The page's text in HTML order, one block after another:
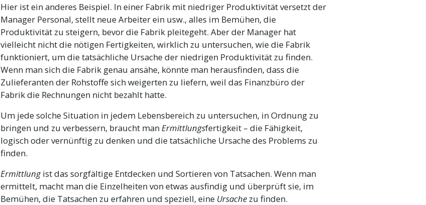
Hier ist ein anderes Beispiel. In einer Fabrik mit niedriger Produktivität versetzt der
Manager Personal, stellt neue Arbeiter ein usw., alles im Bemühen, die
Produktivität zu steigern, bevor die Fabrik pleitegeht. Aber der Manager hat
vielleicht nicht die nötigen Fertigkeiten, wirklich zu untersuchen, wie die Fabrik
funktioniert, um die tatsächliche Ursache der niedrigen Produktivität zu finden.
Wenn man sich die Fabrik genau ansähe, könnte man herausfinden, dass die
Zulieferanten der Rohstoffe sich weigerten zu liefern, weil das Finanzbüro der
Fabrik die Rechnungen nicht bezahlt hatte.
Um jede solche Situation in jedem Lebensbereich zu untersuchen, in Ordnung zu
bringen und zu verbessern, braucht man Ermittlungsfertigkeit – die Fähigkeit,
logisch oder vernünftig zu denken und die tatsächliche Ursache des Problems zu
finden.
Ermittlungist das sorgfältige Entdecken und Sortieren von Tatsachen. Wenn man
ermittelt, macht man die Einzelheiten von etwas ausfindig und überprüft sie, im
Bemühen, die Tatsachen zu erfahren und speziell, eine Ursache zu finden.